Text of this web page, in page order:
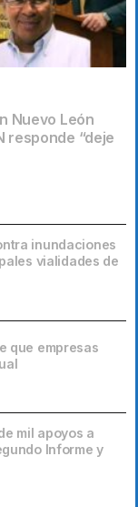
Nuevo León
responde “deje
inundaciones
vialidades de
que empresas
mil apoyos a
Informe y